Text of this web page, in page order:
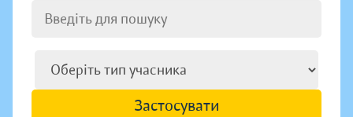
Застосувати